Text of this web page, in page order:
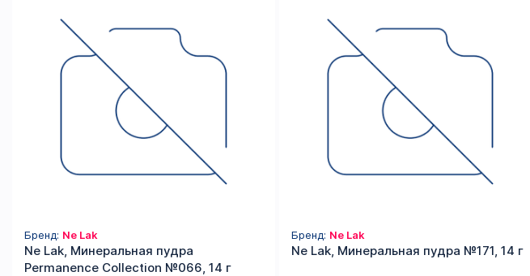
Бренд: Ne Lak
Ne Lak, Минеральная пудра
Permanence Collection №066, 14 г
Бренд: Ne Lak
Ne Lak, Минеральная пудра №171, 14 г